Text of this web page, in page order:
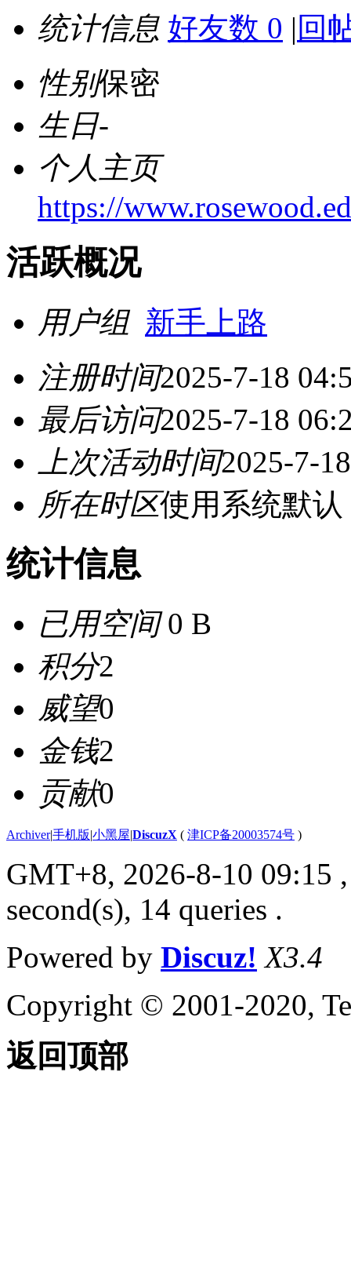
统计信息 好友数 0 | 回
性别保密
生日-
个人主页
https://
活跃概况
用户组 新手上路
注册时间2025-7-18
最后访问2025-7-18
上次活动时间2025-7-
所在时区使用系统默认
统计信息
已用空间0 B
积分2
威望0
金钱2
贡献0
Archiver|手机版|小黑屋|DiscuzX ( 津ICP备20003574号 )
GMT+8, 2026-8-10 09:15
second(s), 14 queries .
Powered by Discuz! X3.4
Copyright © 2001-2020,
返回顶部